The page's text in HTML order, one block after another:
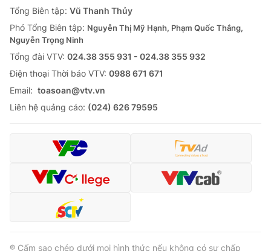
Tổng Biên tập: Vũ Thanh Thủy
Phó Tổng Biên tập: Nguyễn Thị Mỹ Hạnh, Phạm Quốc Thắng,
Nguyễn Trọng Ninh
Tổng đài VTV: 024.38 355 931 - 024.38 355 932
Ðiện thoại Thời báo VTV: 0988 671 671
Email: toasoan@vtv.vn
Liên hệ quảng cáo: (024) 626 79595
® Cấm sao chép dưới mọi hình thức nếu không có sự chấp